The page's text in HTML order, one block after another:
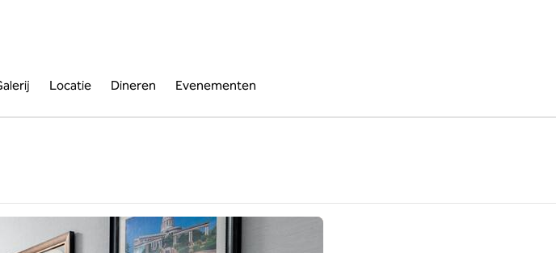
Locatie Dineren Evenementen